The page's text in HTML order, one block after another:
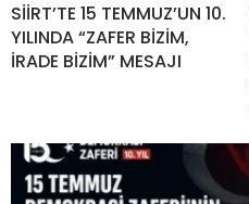
SİİRT’TE 15 TEMMUZ’UN 10.
YILINDA “ZAFER BİZİM,
İRADE BİZİM” MESAJI